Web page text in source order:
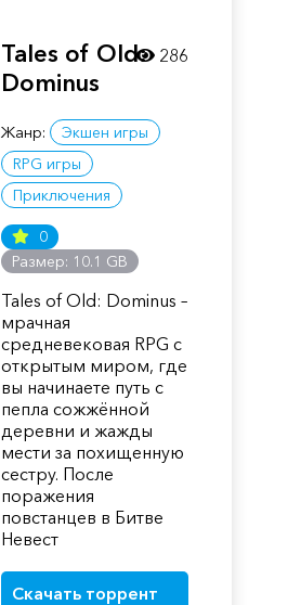
Tales of Old:
Dominus
Жанр:
Экшен игры
RPG игры
Приключения
0
Размер: 10.1 GB
Tales of Old: Dominus –
мрачная
средневековая RPG с
открытым миром, где
вы начинаете путь с
пепла сожжённой
деревни и жажды
мести за похищенную
сестру. После
поражения
повстанцев в Битве
Невест
Скачать торрент
286